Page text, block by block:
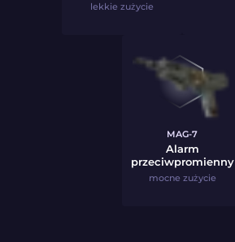
lekkie zużycie
MAG-7
Alarm
przeciwpromienny
mocne zużycie